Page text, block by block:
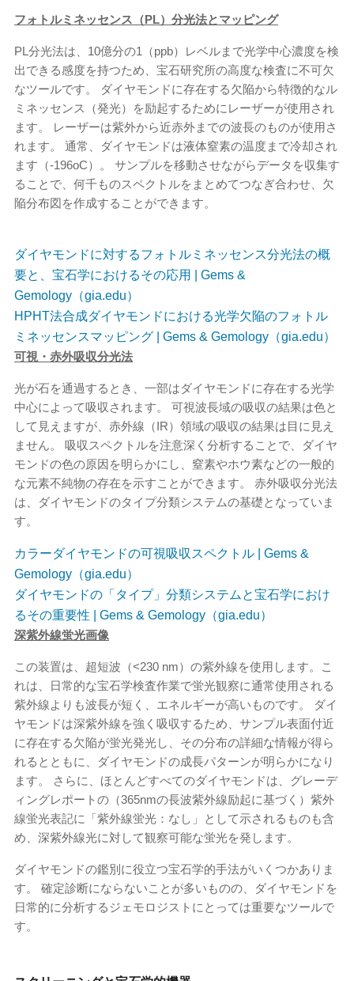
フォトルミネッセンス（PL）分光法とマッピング
PL分光法は、10億分の1（ppb）レベルまで光学中心濃度を検
出できる感度を持つため、宝石研究所の高度な検査に不可欠
なツールです。 ダイヤモンドに存在する欠陥から特徴的なル
ミネッセンス（発光）を励起するためにレーザーが使用され
ます。 レーザーは紫外から近赤外までの波長のものが使用さ
れます。 通常、ダイヤモンドは液体窒素の温度まで冷却され
ます（-196oC）。 サンプルを移動させながらデータを収集す
ることで、何千ものスペクトルをまとめてつなぎ合わせ、欠
陥分布図を作成することができます。
ダイヤモンドに対するフォトルミネッセンス分光法の概
要と、宝石学におけるその応用 | Gems &
Gemology（gia.edu）
HPHT法合成ダイヤモンドにおける光学欠陥のフォトル
ミネッセンスマッピング | Gems & Gemology（gia.edu）
可視・赤外吸収分光法
光が石を通過するとき、一部はダイヤモンドに存在する光学
中心によって吸収されます。 可視波長域の吸収の結果は色と
して見えますが、赤外線（IR）領域の吸収の結果は目に見え
ません。 吸収スペクトルを注意深く分析することで、ダイヤ
モンドの色の原因を明らかにし、窒素やホウ素などの一般的
な元素不純物の存在を示すことができます。 赤外吸収分光法
は、ダイヤモンドのタイプ分類システムの基礎となっていま
す。
カラーダイヤモンドの可視吸収スペクトル | Gems &
Gemology（gia.edu）
ダイヤモンドの「タイプ」分類システムと宝石学におけ
るその重要性 | Gems & Gemology（gia.edu）
深紫外線蛍光画像
この装置は、超短波（<230 nm）の紫外線を使用します。こ
れは、日常的な宝石学検査作業で蛍光観察に通常使用される
紫外線よりも波長が短く、エネルギーが高いものです。 ダイ
ヤモンドは深紫外線を強く吸収するため、サンプル表面付近
に存在する欠陥が蛍光発光し、その分布の詳細な情報が得ら
れるとともに、ダイヤモンドの成長パターンが明らかになり
ます。 さらに、ほとんどすべてのダイヤモンドは、グレーデ
ィングレポートの（365nmの長波紫外線励起に基づく）紫外
線蛍光表記に「紫外線蛍光：なし」として示されるものも含
め、深紫外線光に対して観察可能な蛍光を発します。
ダイヤモンドの鑑別に役立つ宝石学的手法がいくつかありま
す。 確定診断にならないことが多いものの、ダイヤモンドを
日常的に分析するジェモロジストにとっては重要なツールで
す。